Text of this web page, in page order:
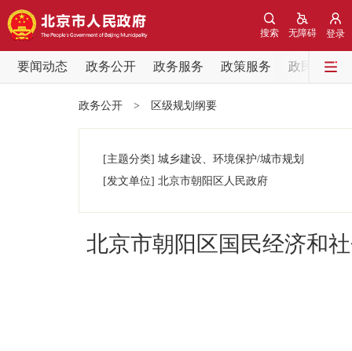
登录
无障碍
搜索
要闻动态 政务公开 政务服务 政策服务
政民互动
党中央精神
北京要闻
政务公开 > 区级规划纲要
[主题分类] 城乡建设、环境保护/城市规划
[发文单位] 北京市朝阳区人民政府
北京市朝阳区国民经济和